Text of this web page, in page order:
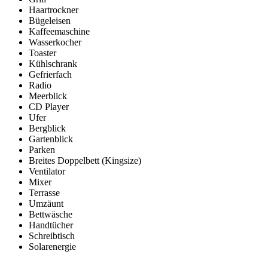
Haartrockner
Bügeleisen
Kaffeemaschine
Wasserkocher
Toaster
Kühlschrank
Gefrierfach
Radio
Meerblick
CD Player
Ufer
Bergblick
Gartenblick
Parken
Breites Doppelbett (Kingsize)
Ventilator
Mixer
Terrasse
Umzäunt
Bettwäsche
Handtücher
Schreibtisch
Solarenergie